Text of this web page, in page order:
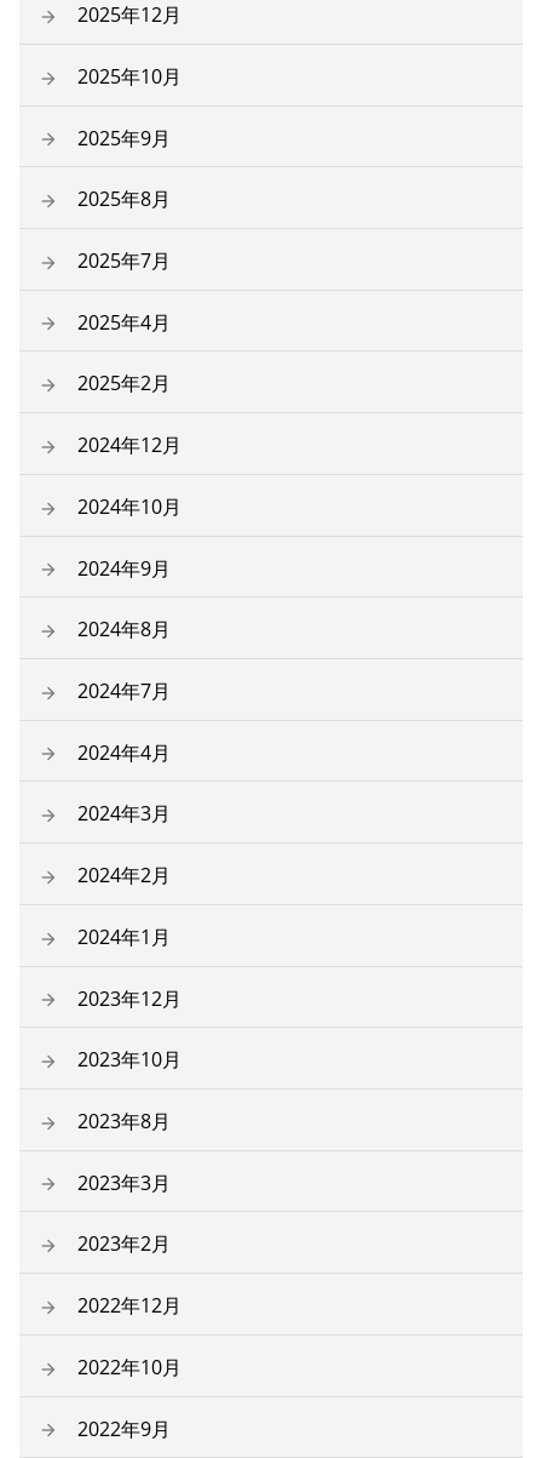
2025年12月
2025年10月
2025年9月
2025年8月
2025年7月
2025年4月
2025年2月
2024年12月
2024年10月
2024年9月
2024年8月
2024年7月
2024年4月
2024年3月
2024年2月
2024年1月
2023年12月
2023年10月
2023年8月
2023年3月
2023年2月
2022年12月
2022年10月
2022年9月